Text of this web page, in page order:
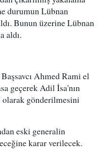
durumun Lübnan
Bunun üzerine Lübnan
aldı.
Ahmed Rami el
geçerek Adil İsa'nın
olarak gönderilmesini
eski generalin
karar verilecek.